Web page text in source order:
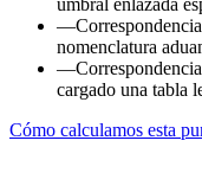
umbral enlazada
—
nomenclatura
—
cargado una tabla
Cómo calculamos esta